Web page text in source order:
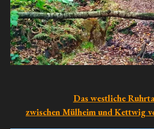
Das westliche
zwischen Mülheim und Kettwig